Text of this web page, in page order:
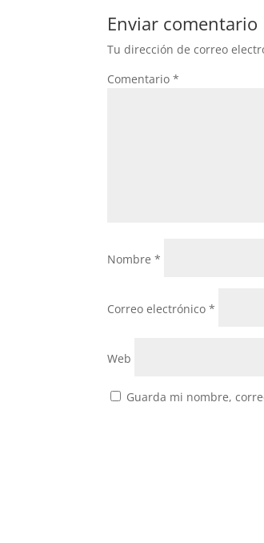
Enviar comentario
Tu dirección de correo
Comentario*
Nombre*
Correo electrónico*
Web
Guarda mi nombre,